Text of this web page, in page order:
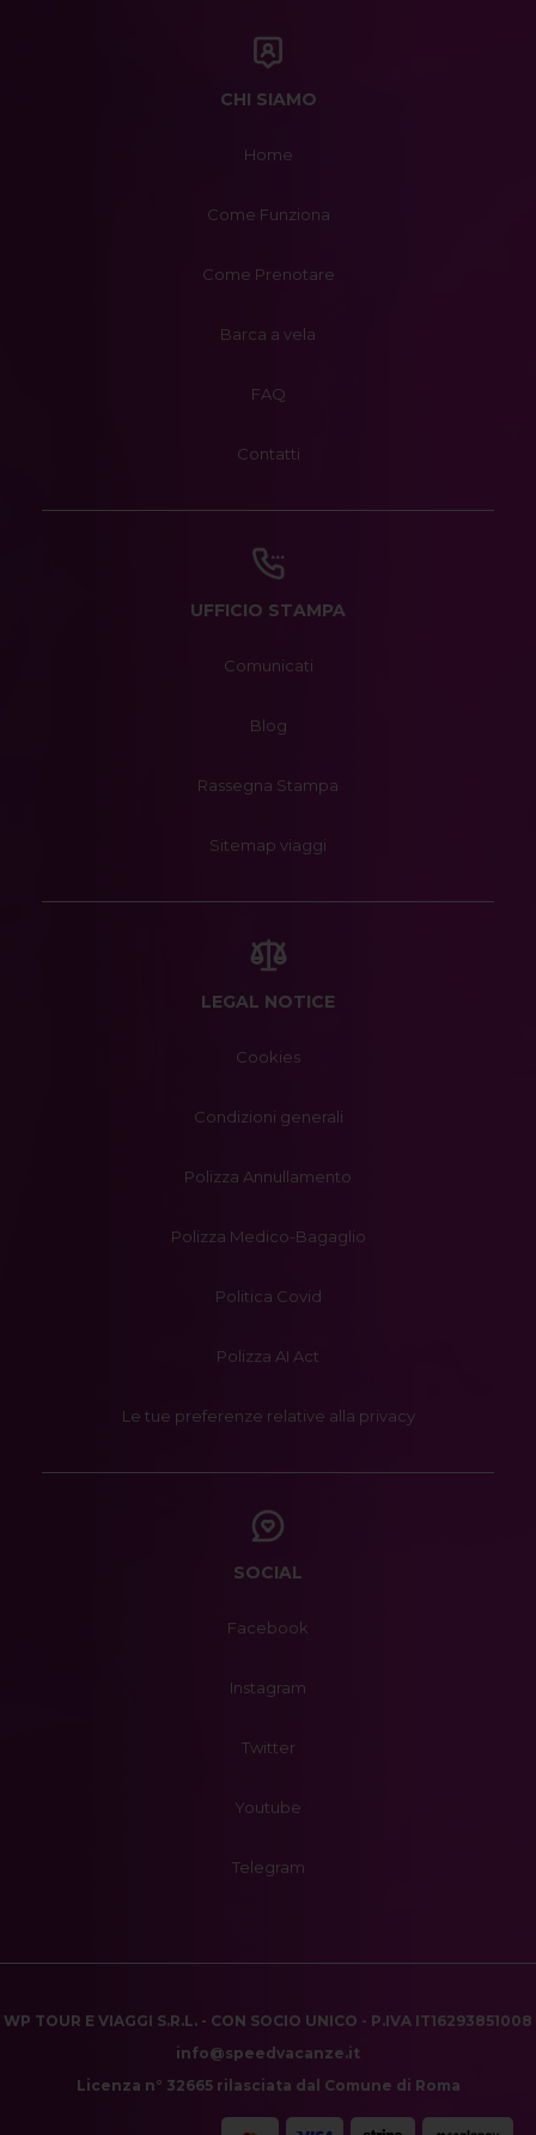
CHI SIAMO
Home
Come Funziona
Come Prenotare
Barca a vela
FAQ
Contatti
UFFICIO STAMPA
Comunicati
Blog
Rassegna Stampa
Sitemap viaggi
LEGAL NOTICE
Cookies
Condizioni generali
Polizza Annullamento
Polizza Medico-Bagaglio
Politica Covid
Polizza AI Act
Le tue preferenze relative alla privacy
SOCIAL
Facebook
Instagram
Twitter
Youtube
Telegram
WP TOUR E VIAGGI S.R.L. - CON SOCIO UNICO - P.IVA IT16293851008
info@speedvacanze.it
Licenza n° 32665 rilasciata dal Comune di Roma